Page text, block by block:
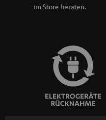
im Store beraten.